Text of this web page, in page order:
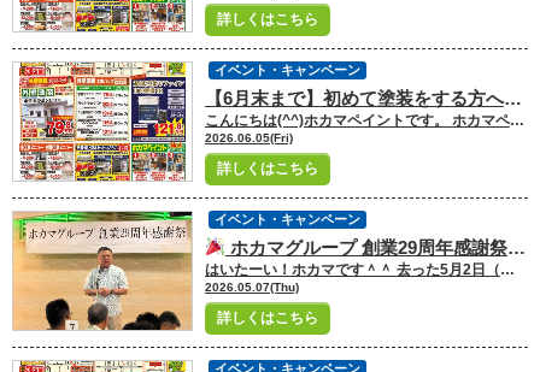
詳しくはこちら
【6月末まで】初めて塗装をする方へ！塗装応援祭キャンペーン実施中！
こんにちは(^^)ホカマペイントです。 ホカマペイントは【外壁塗装&防水の専門店】として営業しています。那覇一日橋店・北谷店・コザ店オフィス、沖縄県内に3店舗のショールームがあります。来店・電話・WEB問合せや、相談、診断、見積、カラーシュミレーションまで無料で行っています。 このブログではみなさんの【塗装の疑問】について、ホカマペイントが1つずつ解決していきたいと思います！沖縄全島、多くの方々に御愛読していただけるように、ブログを定期更新予定です。どうぞよろしくお願いします(^^) 今回は最新チラシをご案内させていただきます！ お得なキャンペーン内容となっておりますので、ぜひ内容をご覧の上、お問い合わせ下さい！！
2026.06.05(Fri)
詳しくはこちら
イベント・キャンペーン
ホカマグループ 創業29周年感謝祭、大盛況で開催！
はいたーい！ホカマです＾＾ 去った5月2日（土）、ホカマグループの創業29周年を祝う感謝祭が盛大に開催され ました！土木部・リフォーム事業部・介護事業部など、各部署からなんと約100名 の社員が一堂に会しました
2026.05.07(Thu)
詳しくはこちら
イベント・キャンペーン
イベント・キャンペーン